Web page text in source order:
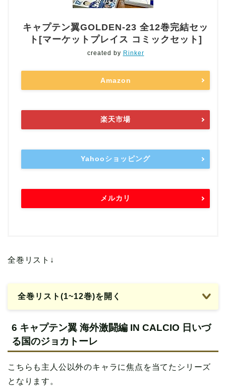
キャプテン翼GOLDEN-23 全12巻完結セッ
ト[マーケットプレイス コミックセット]
created by Rinker
Amazon
楽天市場
Yahooショッピング
メルカリ
全巻リスト↓
全巻リスト(1~12巻)を開く
6 キャプテン翼 海外激闘編 IN CALCIO 日いづ
る国のジョカトーレ
こちらも主人公以外のキャラに焦点を当てたシリーズ
となります。